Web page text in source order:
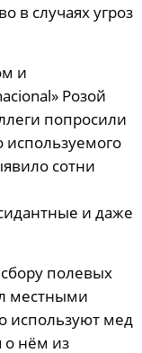
в случаях угроз
и
Розой
попросили
используемого
сотни
и даже
полевых
местными
используют мед
о нём из